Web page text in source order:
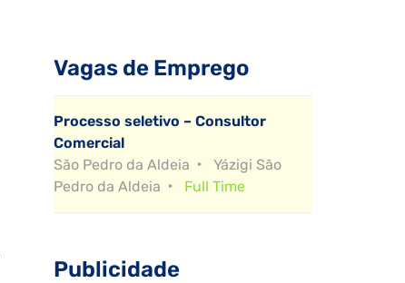
Vagas de Emprego
Processo seletivo – Consultor
Comercial
São Pedro da Aldeia
Yázigi São
Pedro da Aldeia
Full Time
Publicidade